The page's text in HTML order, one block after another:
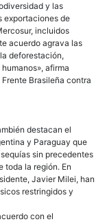
y las
exportaciones de
incluidos
acuerdo agrava las
deforestación,
afirma
Brasileña contra
destacan el
y Paraguay que
sin precedentes
toda la región. En
Javier Milei, han
restringidos y
con el